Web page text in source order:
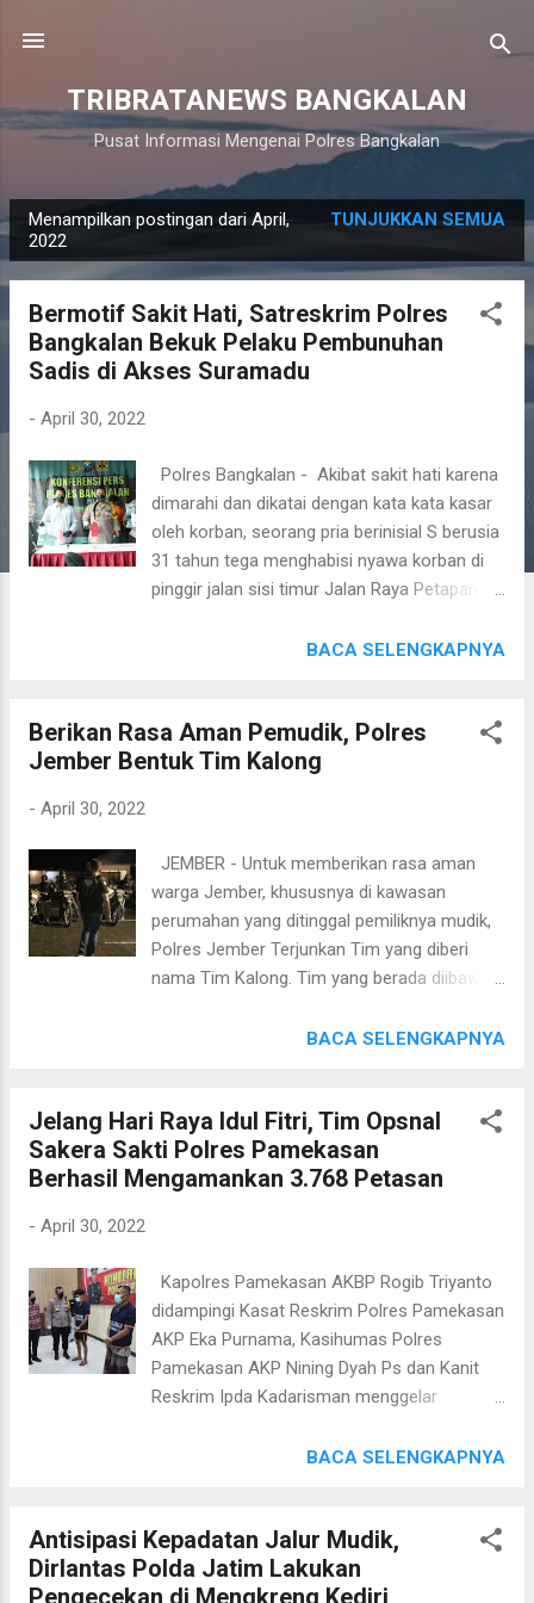
TRIBRATANEWS BANGKALAN
Pusat Informasi Mengenai Polres Bangkalan
o
Menampilkan postingan dari April,
2022
TUNJUKKAN SEMUA
Bermotif Sakit Hati, Satreskrim Polres
Bangkalan Bekuk Pelaku Pembunuhan
Sadis di Akses Suramadu
- April 30, 2022
Polres Bangkalan - Akibat sakit hati karena
dimarahi dan dikatai dengan kata kata kasar
oleh korban, seorang pria berinisial S berusia
31 tahun tega menghabisi nyawa korban di
pinggir jalan sisi timur Jalan Raya Petapan
Labang, kabupaten Bangkalan. Kejadian ini
Polres Bangkalan berhasil menangkap pelaku
dibalik pembunuhan sadis tersebut. Kepada
kata kasar. Mendengar hal tersebut, emosi S
tersulut dan dia lantas pulang kerumahnya
untuk mengambil sebilah celurit. Kemudian, S
kembali ke tempat kejadian perkara dimana
dia bertemu dengan M. Tanpa basa-basi, S
membacokkan sebilah celurit tersebut ke
BACA SELENGKAPNYA
Berikan Rasa Aman Pemudik, Polres
Jember Bentuk Tim Kalong
- April 30, 2022
JEMBER - Untuk memberikan rasa aman
warga Jember, khususnya di kawasan
perumahan yang ditinggal pemiliknya mudik,
Polres Jember Terjunkan Tim yang diberi
nama Tim Kalong. Tim yang berada diibawah
melakukan patroli secara mobile di beberapa
musim mudik dan balik pada libur lebaran
tahun ini, kami dari Polres Jember tetap
berkomitmen dalam menjaga keamanan
yang ditinggal mudik," ujar Kapolres Jember
AKBP. Hery Purnomo SIK, SH melalui
Kasatreskrim AKP. Dika Hardiyan Wiratama
SIK. Menurut Kasatreskrim, tim yang
menjaga keamanan warga selama ditinggal
memiliki filosofi tersendiri. Dimana hewan
terutama di malam hari, sehingga k...
BACA SELENGKAPNYA
Jelang Hari Raya Idul Fitri, Tim Opsnal
Sakera Sakti Polres Pamekasan
Berhasil Mengamankan 3.768 Petasan
- April 30, 2022
Kapolres Pamekasan AKBP Rogib Triyanto
didampingi Kasat Reskrim Polres Pamekasan
AKP Eka Purnama, Kasihumas Polres
Pamekasan AKP Nining Dyah Ps dan Kanit
Reskrim Ipda Kadarisman menggelar
peledak atau serbuk petasan di wilayah
Bhayangkara Polres Pamekasan, Jum’at
(29/4/2022). Kapolres Pamekasan AKBP
Rogib Triyanto mengatakan, bahwa Tim
BACA SELENGKAPNYA
Antisipasi Kepadatan Jalur Mudik,
Dirlantas Polda Jatim Lakukan
Pengecekan di Mengkreng Kediri